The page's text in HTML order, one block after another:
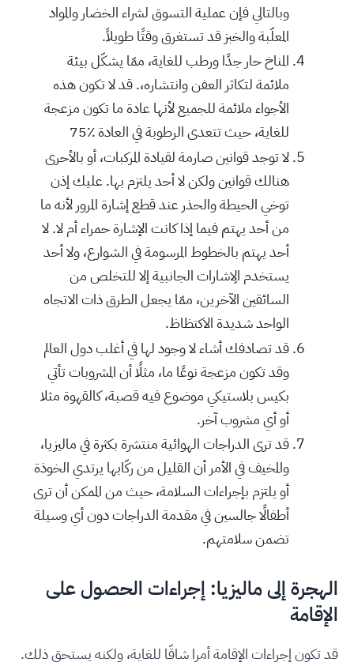
وبالتالي فإن عملية التسوق لشراء الخضار والمواد
المعلّبة والخبز قد تستغرق وقتًا طويلاً.
المناخ حار جدًا ورطب للغاية، ممّا يشكّل بيئة
ملائمة لتكاثر العفن وانتشاره،. قد لا تكون هذه
الأجواء ملائمة للجميع لأنها عادة ما تكون مزعجة
للغاية، حيث تتعدى الرطوبة في العادة75٪
لا توجد قوانين صارمة لقيادة المركبات، أو بالأحرى
هنالك قوانين ولكن لا أحد يلتزم بها. عليك إذن
توخي الحيطة والحذر عند قطع إشارة المرور لأنه ما
من أحد يهتم فيما إذا كانت الإشارة حمراء أم لا. لا
أحد يهتم بالخطوط المرسومة في الشوارع، ولا أحد
يستخدم الِاشارات الجانبية إلا للتخلص من
السائقين الآخرين، ممّا يجعل الطرق ذات الاتجاه
الواحد شديدة الاكتظاظ.
قد تصادفك أشاء لا وجود لها في أغلب دول العالم
وقد تكون مزعجة نوعًا ما، مثلًا أن المشروبات تأتي
بكيس بلاستيكي موضوع فيه قصبة، كالقهوة مثلا
أو أي مشروب آخر.
قد ترى الدراجات الهوائية منتشرة بكثرة في ماليزيا،
والمخيف في الأمر أن القليل من ركّابها يرتدي الخوذة
أو يلتزم بإجراءات السلامة، حيث من الممكن أن ترى
أطفالًا جالسين في مقدمة الدراجات دون أي وسيلة
تضمن سلامتهم.
الهجرة إلى ماليزيا: إجراءات الحصول على
الإقامة
قد تكون إجراءات الإقامة أمرا شاقّا للغاية، ولكنه يستحق ذلك.